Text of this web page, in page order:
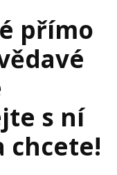
přímo
s ní
chcete!